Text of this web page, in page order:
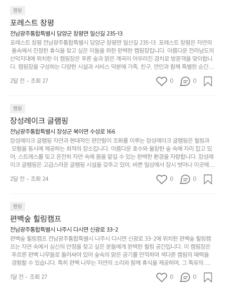
다.
그
럴
때
는
차
을
가
려
보
세
요.
튼
을
조
용
히
고
다
니
고
싶
어
는
크
기,
무
게,
이
의
아
주
미
하
지
않
은
디
자
웃
도
어
의
경
럽
게
이
어
주
무
좋
네
요
이
이
라
고
해
야
하
리
를
잡
았
는
함께 좋은 시간을 보낼 수 있다는 것입니다. 또한, 하이글루 인근에는 다양한 트레킹 코스와
자전거 도로가 있어 아웃도어 활동을 좋아하는 이들에게 더욱 참조할 만한 장소가 됩니다.
담양의 아름다운 자연과 함께, 건강한 레저 활동을 즐기며 행복한 캠핑 경험을 쌓으실 수 있
습니다. 하이글루에서 특별한 순간을 만끽해보세요. 따뜻한 햇살과 함께하는 아침, 상징적인
담양의 죽녹원과 함께 어우러진 저녁, 그리고 고요한 밤하늘 아래에서 별을 바라보며 나누는
이야기들은 여러분의 캠핑 여행을 더욱 특별하게 만들어 줄 것입니다.  인기 정도: ★★★★
★
캠핑
포레스트 창평
전남광주통합특별시 담양군 창평면 일산길 235-13
포레스트 창평 전남광주통합특별시 담양군 창평면 일산길 235-13  포레스트 창평은 자연의
품속에서 진정한 휴식을 찾고 싶은 이들을 위한 완벽한 캠핑장입니다. 아름다운 전라남도의
산악지대에 위치한 이 캠핑장은 푸른 숲과 맑은 계곡이 어우러진 경치로 방문객을 맞이합니
다. 캠핑장을 구성하는 다양한 시설과 서비스 덕분에 가족, 친구, 연인과 함께 특별한 순간을
만들어갈 수 있는 최적의 공간이 됩니다.  포레스트 창평은 주말마다 직접 재배한 신선한 농
산물을 제공하는 캠핑장으로, 현지에서만 느낄 수 있는 자연의 맛을 경험할 수 있습니다. 또
으며 깊은 숙면을 취할 수 있는 기회를 제공합니다.  이곳은 자연과의 완벽한 조화를 이루며,
다채로운 야외 활동을 제공합니다. 특히 어린이들은 안전하게 놀 수 있는 놀이시설이 마련
되어 있어 부모님들과 함께 즐거운 시간을 보낼 수 있습니다. 주변의 다양한 관광지와 먹거
리를 탐험하는 재미도 포레스트 창평의 매력 중 하나입니다.  또한, 캠핑장을 방문한 후 지속
적으로 재방문하는 이들이 많아 인기가 날로 상승하고 있습니다. 포레스트 창평은 단순한 캠
핑 그 이상을 제공하며, 자연을 사랑하는 모든 이들에게 꼭 한번 경험해봐야 할 장소로 자리
잡았습니다.  인기 정도: ★★★★★
2달 전 조회 27 0 0
캠핑
장성레이크 글램핑
전남광주통합특별시 장성군 북이면 수성로 166
장성레이크 글램핑 자연과 현대적인 편안함이 조화를 이루는 장성레이크 글램핑은 힐링과
모험을 동시에 제공하는 최적의 장소입니다. 아름다운 호수와 울창한 숲 속에 자리 잡고 있
어, 스트레스를 잊고 온전히 자연 속에 몸을 맡길 수 있는 완벽한 환경을 자랑합니다. 장성레
이크 글램핑은 고급스러운 글램핑 시설을 갖추고 있어, 바쁜 일상에서 잠시 벗어나 이곳에
오면 사치스러운 휴식이 가능해집니다. 독립된 텐트에서 제공되는 특별한 불멍 공간은 소중
한 사람과 함께 따뜻한 이야기를 나눌 수 있는 소중한 시간을 만들어 줍니다. 또한, 주변의 자
을 창출하는 시간이 될 것입니다. 특히 식사를 좋아하는 분들에게는 매주 특별한 바비큐 파
티와 지역에서 나는 신선한 재료로 만든 다양한 요리를 제공하여 미각을 만족시켜 줍니다.
장성레이크 글램핑은 그 아름다운 경관과 최고 품질의 시설 덕분에 최근 몇 년 사이에 특히
주목받고 있는 캠핑장 중 하나입니다. 주말이면 방문객이 가득해 예약이 빠르게 차는 만큼
미리 일정을 계획하시는 것이 좋습니다. 나만의 프라이빗한 공간에서 가족 및 사랑하는 사
람들과 함께하세요. 당신의 대자연 속 힐링을 기다리는 장성레이크 글램핑은 언젠가 반드시
방문해봐야 할 명소로 자리매김하였습니다. 인기 정도: ★★★★★
2달 전 조회 24 0 0
캠핑
편백숲 힐링캠프
전남광주통합특별시 나주시 다시면 신광로 33-2
편백숲 힐링캠프 전남광주통합특별시 나주시 다시면 신광로 33-2에 위치한 편백숲 힐링캠
프는 자연 속에서 심신의 안정을 찾고 싶은 분들에게 완벽한 힐링 공간입니다. 이 캠핑장은
푸르른 편백 나무들로 둘러싸여 있어 숲속의 맑은 공기를 만끽하며 색다른 캠핑의 매력을
경험할 수 있습니다. 특히 편백 나무는 자연의 소리와 함께 휴식을 제공하며, 그 특유의 아로
마향이 심리적 안정감을 가져다줍니다. 이곳에서 아침 햇살을 맞으며 조용한 숲속에서의 커
피 한 잔은 그 어떤 도시의 카페에서 느끼기 힘든 특별함을 선사합니다. 편백숲 힐링캠프는
1달 전 조회 27 0 0